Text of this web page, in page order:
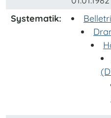
Systematik: